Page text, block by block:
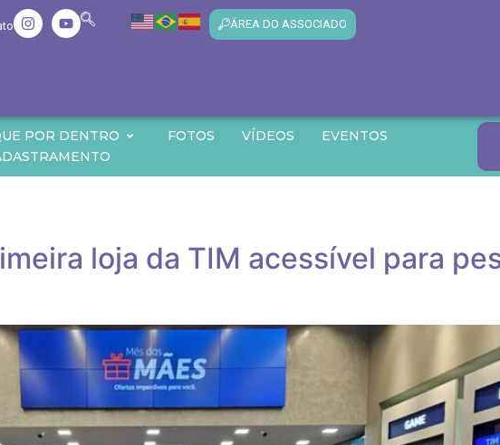
ÁREA DO ASSOCIADO
POR DENTRO FOTOS VÍDEOS
EVENTOS
loja da TIM acessível para